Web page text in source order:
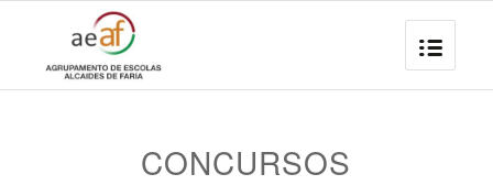
CONCURSOS